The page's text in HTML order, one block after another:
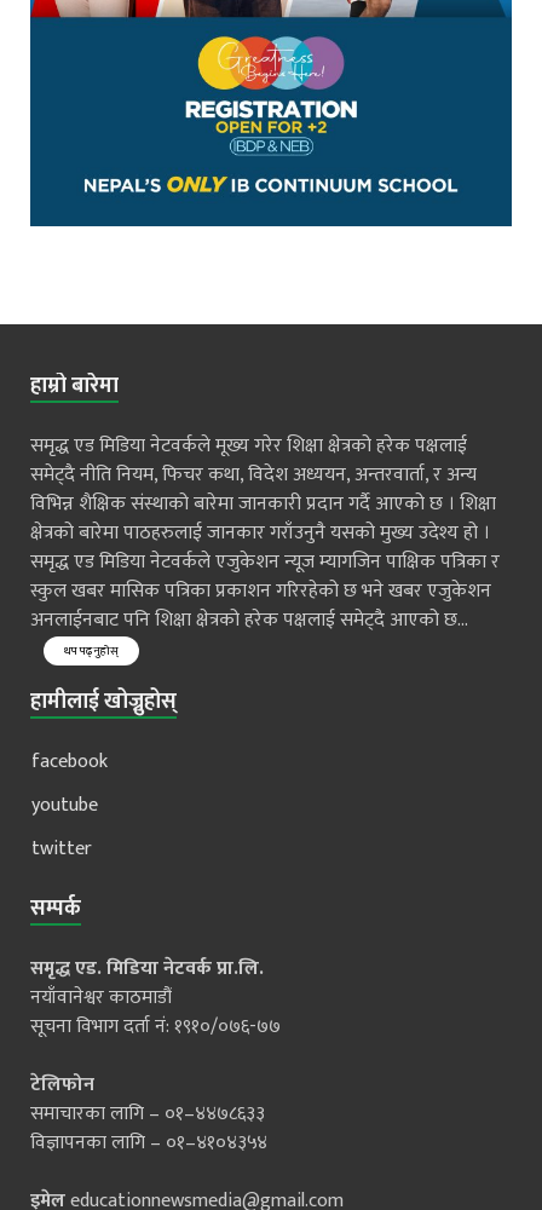
हाम्रो बारेमा
समृद्ध एड मिडिया नेटवर्कले मूख्य गरेर शिक्षा क्षेत्रको हरेक पक्षलाई
समेट्दै नीति नियम, फिचर कथा, विदेश अध्ययन, अन्तरवार्ता, र अन्य
विभिन्न शैक्षिक संस्थाको बारेमा जानकारी प्रदान गर्दै आएको छ । शिक्षा
क्षेत्रको बारेमा पाठहरुलाई जानकार गराँउनुनै यसको मुख्य उदेश्य हो ।
समृद्ध एड मिडिया नेटवर्कले एजुकेशन न्यूज म्यागजिन पाक्षिक पत्रिका र
स्कुल खबर मासिक पत्रिका प्रकाशन गरिरहेको छ भने खबर एजुकेशन
अनलाईनबाट पनि शिक्षा क्षेत्रको हरेक पक्षलाई समेट्दै आएको छ...
थप पढ्नुहोस्
हामीलाई खोज्नुहोस्
facebook
youtube
twitter
सम्पर्क
समृद्ध एड. मिडिया नेटवर्क प्रा.लि.
नयाँवानेश्वर काठमाडौं
सूचना विभाग दर्ता नं: १९१०/०७६-७७
टेलिफोन
समाचारका लागि – ०१–४४७८६३३
विज्ञापनका लागि – ०१–४१०४३५४
इमेलeducationnewsmedia@gmail.com